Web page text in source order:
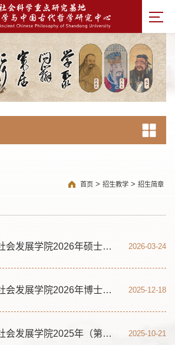
首页 > 招生教学 > 招生简章
山东大学哲学与社会发展学院2026年硕士研究生招生考试复试录取办法 2026-03-24
山东大学哲学与社会发展学院2026年博士研究生招生实施方案 2025-12-18
山东大学哲学与社会发展学院2025年（第二批）博士研究生招生实施方案（含易学中心、犹太教中心） 2025-10-21